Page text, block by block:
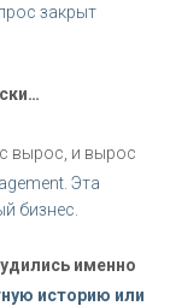
закрыт
вырос, и вырос
Эта
бизнес.
именно
историю или